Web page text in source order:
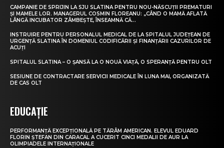
CAMPANIE DE SPRIJIN LA SJU SLATINA PENTRU NOU-NĂSCUȚII PREMATURI
ȘI MAMELE LOR. MANAGERUL COSMIN FLOREANU: „CÂND O MAMĂ AFLATĂ
LÂNGĂ INCUBATOR ZÂMBEȘTE, ÎNSEAMNĂ CĂ...
INSTRUIRE PENTRU PERSONALUL MEDICAL DE LA SPITALUL JUDEȚEAN DE
URGENȚĂ SLATINA ÎN DOMENIUL CODIFICĂRII ȘI FINANȚĂRII CAZURILOR DE
ACUȚI
SPITALUL SLATINA – O ȘANSĂ LA O NOUĂ VIAȚĂ, O SPERANȚĂ PENTRU OLT
SESIUNE DE CONTRACTARE SERVICII MEDICALE ÎN LUNA MAI, ORGANIZATĂ
DE CAS OLT
EDUCAȚIE
PERFORMANȚĂ EXCEPȚIONALĂ PE TĂRÂM AMERICAN. ELEVUL EDUARD
FLORIN ȘTEFAN DIN CARACAL A CUCERIT CINCI MEDALII DE AUR LA
OLIMPIADELE INTERNAȚIONALE